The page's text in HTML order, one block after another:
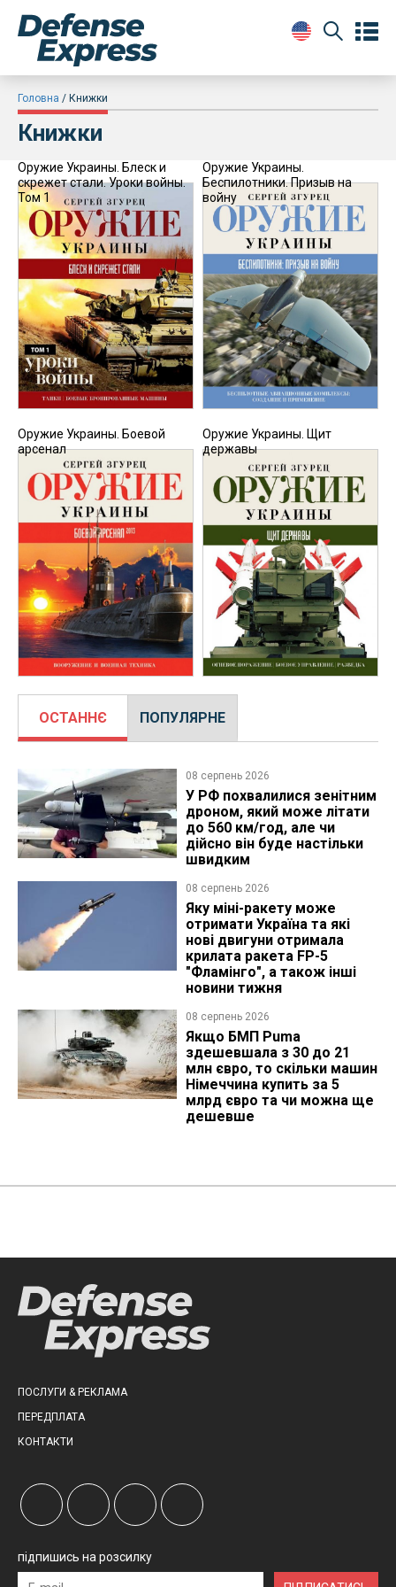
Головна Книжки
Книжки
Оружие Украины. Блеск и
скрежет стали. Уроки войны.
Том 1
Оружие Украины.
Беспилотники. Призыв на
войну
Оружие Украины. Боевой
арсенал
Оружие Украины. Щит
державы
ОСТАННЄ ПОПУЛЯРНЕ
08 серпень 2026
У РФ похвалилися зенітним
дроном, який може літати
до 560 км/год, але чи
дійсно він буде настільки
швидким
08 серпень 2026
Яку міні-ракету може
отримати Україна та які
нові двигуни отримала
крилата ракета FP-5
"Фламінго", а також інші
новини тижня
08 серпень 2026
Якщо БМП Puma
здешевшала з 30 до 21
млн євро, то скільки машин
Німеччина купить за 5
млрд євро та чи можна ще
дешевше
ПОСЛУГИ & РЕКЛАМА
ПЕРЕДПЛАТА
КОНТАКТИ
підпишись на розсилку